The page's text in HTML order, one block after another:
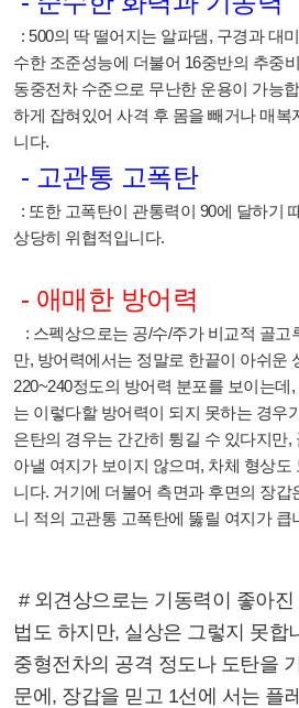
: 500의 딱 떨어지는 알파댐, 구경과 대
수한 조준성능에 더불어 16중반의 추중
동중전차 수준으로 무난한 운용이 가능
하게 잡혀있어 사격 후 몸을 빼거나 매
니다.
- 고관통 고폭탄
: 또한 고폭탄이 관통력이 90에 달하기
상당히 위협적입니다.
- 애매한 방어력
: 스펙상으로는 공/수/주가 비교적 골고
만, 방어력에서는 정말로 한끝이 아쉬운
220~240정도의 방어력 분포를 보이는데
는 이렇다할 방어력이 되지 못하는 경우
은탄의 경우는 간간히 튕길 수 있다지만,
아낼 여지가 보이지 않으며, 차체 형상도
니다. 거기에 더불어 측면과 후면의 장갑
니 적의 고관통 고폭탄에 뚫릴 여지가 큽
# 외견상으로는 기동력이 좋아
법도 하지만, 실상은 그렇지 못합
중형전차의 공격 정도나 도탄을
문에, 장갑을 믿고 1선에 서는 플